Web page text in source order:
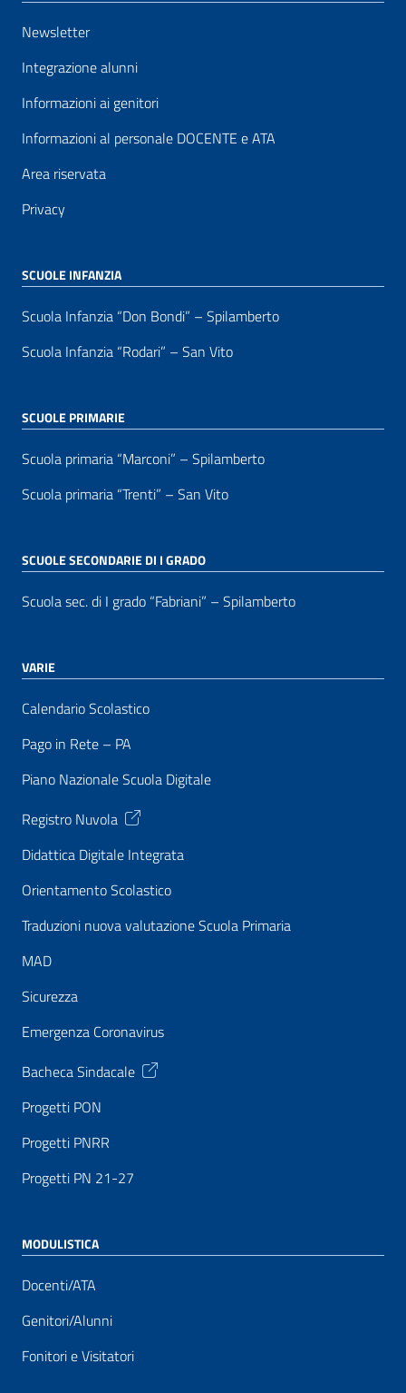
Newsletter
Integrazione alunni
Informazioni ai genitori
Informazioni al personale DOCENTE e ATA
Area riservata
Privacy
SCUOLE INFANZIA
Scuola Infanzia “Don Bondi” – Spilamberto
Scuola Infanzia “Rodari” – San Vito
SCUOLE PRIMARIE
Scuola primaria “Marconi” – Spilamberto
Scuola primaria “Trenti” – San Vito
SCUOLE SECONDARIE DI I GRADO
Scuola sec. di I grado “Fabriani” – Spilamberto
VARIE
Calendario Scolastico
Pago in Rete – PA
Piano Nazionale Scuola Digitale
Registro Nuvola
Didattica Digitale Integrata
Orientamento Scolastico
Traduzioni nuova valutazione Scuola Primaria
MAD
Sicurezza
Emergenza Coronavirus
Bacheca Sindacale
Progetti PON
Progetti PNRR
Progetti PN 21-27
MODULISTICA
Docenti/ATA
Genitori/Alunni
Fonitori e Visitatori